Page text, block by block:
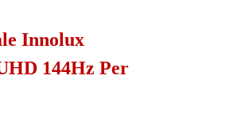
Innolux
144Hz Per